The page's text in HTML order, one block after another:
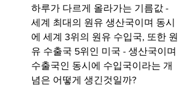
하루가 다르게 올라가는 기름값 -
세계 최대의 원유 생산국이며 동시
에 세계 3위의 원유 수입국, 또한 원
유 수출국 5위인 미국 - 생산국이며
수출국인 동시에 수입국이라는 개
념은 어떻게 생긴것일까?